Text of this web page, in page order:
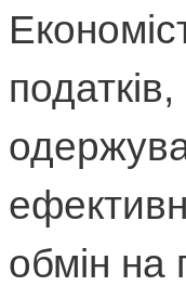
обмін на